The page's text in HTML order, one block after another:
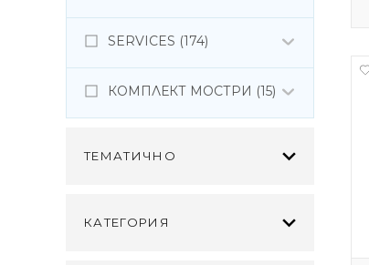
SERVICES (174)
КОМПЛЕКТ МОСТРИ (15)
ТЕМАТИЧНО
КАТЕГОРИЯ